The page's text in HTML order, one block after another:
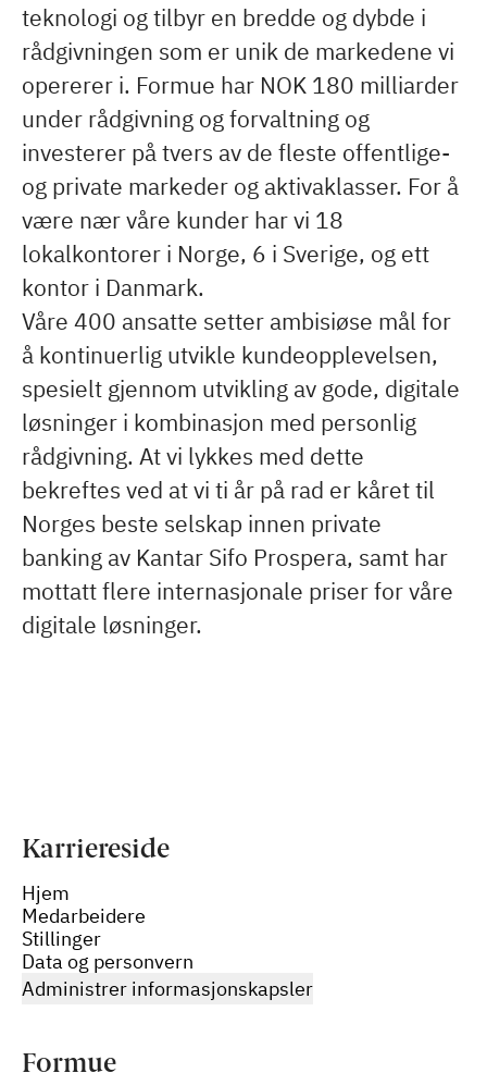
teknologi og tilbyr en bredde og dybde i
rådgivningen som er unik de markedene vi
opererer i. Formue har NOK 180 milliarder
under rådgivning og forvaltning og
investerer på tvers av de fleste offentlige-
og private markeder og aktivaklasser. For å
være nær våre kunder har vi 18
lokalkontorer i Norge, 6 i Sverige, og ett
kontor i Danmark.
Våre 400 ansatte setter ambisiøse mål for
å kontinuerlig utvikle kundeopplevelsen,
spesielt gjennom utvikling av gode, digitale
løsninger i kombinasjon med personlig
rådgivning. At vi lykkes med dette
bekreftes ved at vi ti år på rad er kåret til
Norges beste selskap innen private
banking av Kantar Sifo Prospera, samt har
mottatt flere internasjonale priser for våre
digitale løsninger.
Karriereside
Hjem
Medarbeidere
Stillinger
Data og personvern
Administrer informasjonskapsler
Formue